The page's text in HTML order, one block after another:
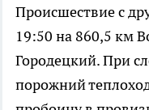
Происшествие с
19:50 на 860,5 км
Городецкий. При
порожний